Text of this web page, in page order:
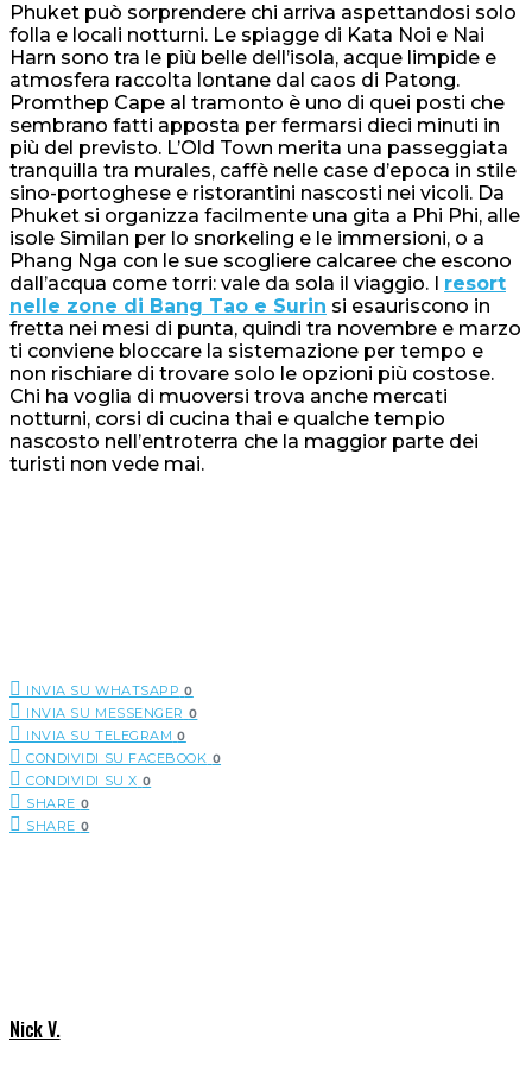
Phuket può sorprendere chi arriva aspettandosi solo
folla e locali notturni. Le spiagge di Kata Noi e Nai
Harn sono tra le più belle dell’isola, acque limpide e
atmosfera raccolta lontane dal caos di Patong.
Promthep Cape al tramonto è uno di quei posti che
sembrano fatti apposta per fermarsi dieci minuti in
più del previsto. L’Old Town merita una passeggiata
tranquilla tra murales, caffè nelle case d’epoca in stile
sino-portoghese e ristorantini nascosti nei vicoli. Da
Phuket si organizza facilmente una gita a Phi Phi, alle
isole Similan per lo snorkeling e le immersioni, o a
Phang Nga con le sue scogliere calcaree che escono
dall’acqua come torri: vale da sola il viaggio. I resort
nelle zone di Bang Tao e Surin si esauriscono in
fretta nei mesi di punta, quindi tra novembre e marzo
ti conviene bloccare la sistemazione per tempo e
non rischiare di trovare solo le opzioni più costose.
Chi ha voglia di muoversi trova anche mercati
notturni, corsi di cucina thai e qualche tempio
nascosto nell’entroterra che la maggior parte dei
turisti non vede mai.
INVIA SU WHATSAPP 0
INVIA SU MESSENGER 0
INVIA SU TELEGRAM 0
CONDIVIDI SU FACEBOOK 0
CONDIVIDI SU X 0
SHARE 0
SHARE 0
Nick V.